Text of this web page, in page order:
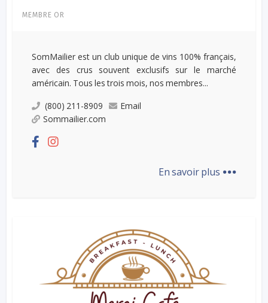
MEMBRE OR
SomMailier est un club unique de vins 100% français,
avec des crus souvent exclusifs sur le marché
américain. Tous les trois mois, nos membres...
(800) 211-8909
Email
Sommailier.com
En savoir plus ...